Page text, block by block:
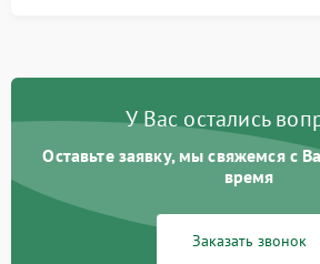
У Вас остались
Оставьте заявку, мы свяжемся с
время
Заказать звонок